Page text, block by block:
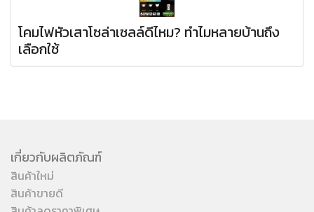
โคมไฟหัวเสาโซล่าเซลล์ดีไหม? ทำไมหลายบ้านถึง
เลือกใช้
เกี่ยวกับผลิตภัณฑ์
สินค้าใหม่
สินค้าขายดี